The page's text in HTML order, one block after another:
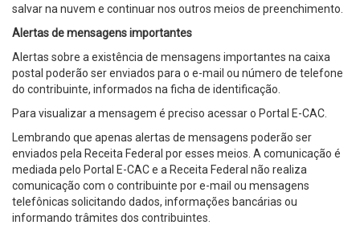
salvar na nuvem e continuar nos outros meios de preenchimento.
Alertas de mensagens importantes
Alertas sobre a existência de mensagens importantes na caixa
postal poderão ser enviados para o e-mail ou número de telefone
do contribuinte, informados na ficha de identificação.
Para visualizar a mensagem é preciso acessar o Portal E-CAC.
Lembrando que apenas alertas de mensagens poderão ser
enviados pela Receita Federal por esses meios. A comunicação é
mediada pelo Portal E-CAC e a Receita Federal não realiza
comunicação com o contribuinte por e-mail ou mensagens
telefônicas solicitando dados, informações bancárias ou
informando trâmites dos contribuintes.